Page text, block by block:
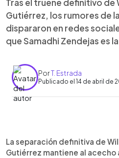
Tras el truene definitivo de
Gutiérrez, los rumores de
dispararon en redes
que Samadhi Zendejas es
PorT. Estrada
Publicado el 14 de abril de
Escuchar artículo
La separación definitiva de
Gutiérrez mantiene al acecho